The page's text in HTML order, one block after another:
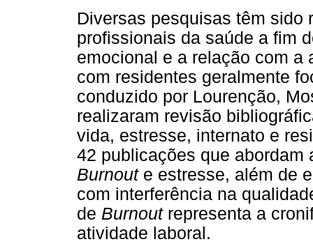
Diversas pesquisas têm sido
profissionais da saúde a fim
emocional e a relação com a
com residentes geralmente
conduzido por Lourenção,
realizaram revisão
vida, estresse, internato e
42 publicações que
Burnoute estresse, além de
com interferência na
de Burnoutrepresenta a
atividade laboral.